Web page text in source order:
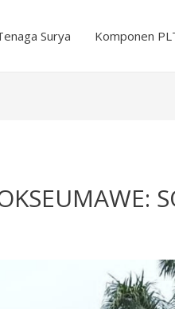
Surya Komponen